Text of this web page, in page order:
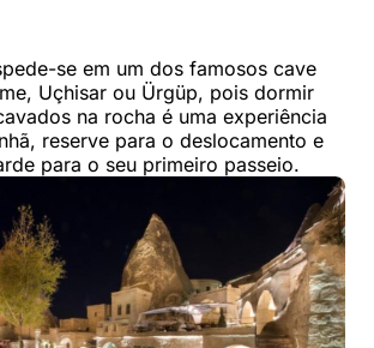
se em um dos famosos cave
Uçhisar ou Ürgüp, pois dormir
na rocha é uma experiência
reserve para o deslocamento e
para o seu primeiro passeio.